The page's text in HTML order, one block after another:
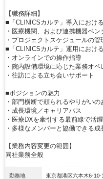
【職務詳細】
■「CLINICSカルテ」導入におけ
・医療機関、および連携機器ベ
・プロジェクトスケジュールの管
■「CLINICSカルテ」運用におけ
・オンラインでの操作指導
・院内設備環境に応じた業務オ
・往訪による立ち会いサポート
■ポジションの魅力
・部門横断で頼られるやりがい
・成長環境／キャリアパス
・医療DXを牽引する最前線で活
・多様なメンバーと協働できる成
【業務内容変更の範囲】
同社業務全般
勤務地
東京都港区六本木6-